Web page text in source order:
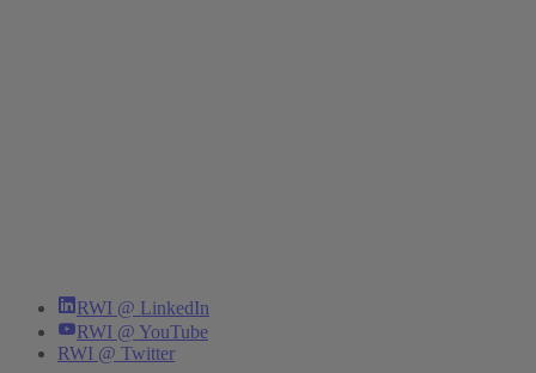
RWI @ LinkedIn
RWI @ YouTube
RWI @ Twitter